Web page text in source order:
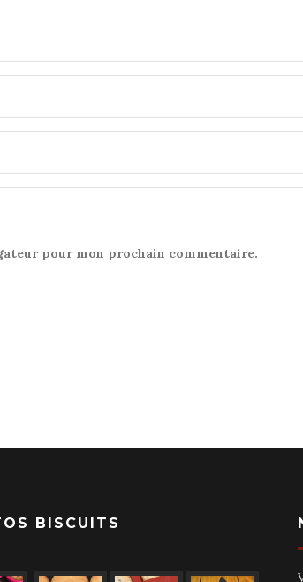
pour mon prochain commentaire.
BISCUITS